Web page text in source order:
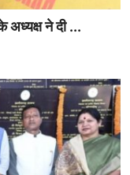
अध्यक्ष ने दी ...